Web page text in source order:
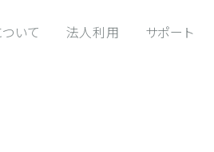
いて 法人利用 サポート